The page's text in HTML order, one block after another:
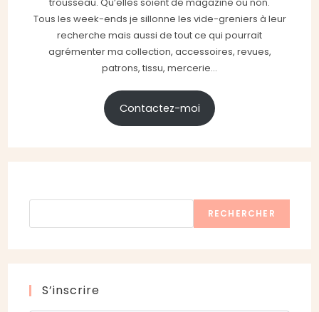
Tous les week-ends je sillonne les vide-greniers à leur
recherche mais aussi de tout ce qui pourrait
agrémenter ma collection, accessoires, revues,
patrons, tissu, mercerie...
Contactez-moi
RECHERCHER
S’inscrire